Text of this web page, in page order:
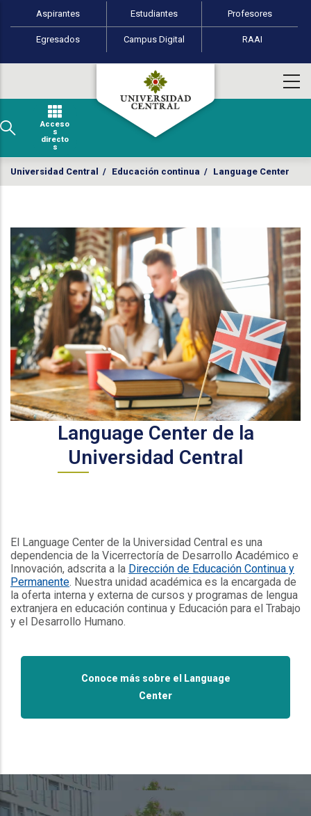
Pasar al contenido principal
Perfiles de usuario
Aspirantes Estudiantes Profesores
Egresados Campus Digital RAAI
Acceso
s
directo
s
Universidad Central / Educación continua / Language Center
Language Center de la
Universidad Central
El Language Center de la Universidad Central es una
dependencia de la Vicerrectoría de Desarrollo Académico e
Innovación, adscrita a la Dirección de Educación Continua y
Permanente. Nuestra unidad académica es la encargada de
la oferta interna y externa de cursos y programas de lengua
extranjera en educación continua y Educación para el Trabajo
y el Desarrollo Humano.
Conoce más sobre el Language
Center